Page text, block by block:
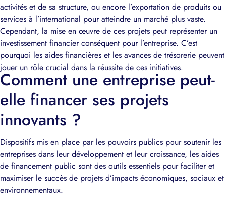
activités et de sa structure, ou encore l’exportation de produits ou
services à l’international pour atteindre un marché plus vaste.
Cependant, la mise en œuvre de ces projets peut représenter un
investissement financier conséquent pour l’entreprise. C’est
pourquoi les aides financières et les avances de trésorerie peuvent
jouer un rôle crucial dans la réussite de ces initiatives.
Comment une entreprise peut-
elle financer ses projets
innovants ?
Dispositifs mis en place par les pouvoirs publics pour soutenir les
entreprises dans leur développement et leur croissance, les aides
de financement public sont des outils essentiels pour faciliter et
maximiser le succès de projets d’impacts économiques, sociaux et
environnementaux.